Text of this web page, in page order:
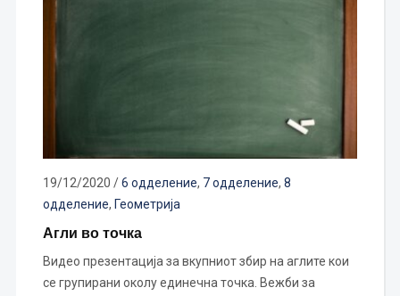
19/12/2020 /6 одделение, 7 одделение, 8
одделение, Геометрија
Агли во точка
Видео презентација за вкупниот збир на аглите кои
се групирани околу единечна точка. Вежби за